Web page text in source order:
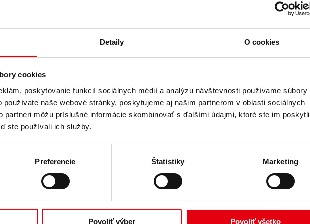
Detaily O cookies
cookies
poskytovanie funkcií sociálnych médií a analýzu návštevnosti používame súbory
používate naše webové stránky, poskytujeme aj našim partnerom v oblasti sociálnych
partneri môžu príslušné informácie skombinovať s ďalšími údajmi, ktoré ste im poskytli
ste používali ich služby.
Preferencie Štatistiky Marketing
Povoliť výber Povoliť všetko
Group SK s.r.o.
požiadať o nasledovné kroky:
korešpondencii,